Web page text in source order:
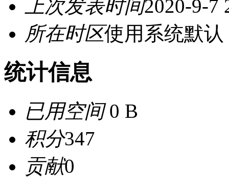
上次发表时间2020-9-7
所在时区使用系统默认
统计信息
已用空间0 B
积分347
贡献0